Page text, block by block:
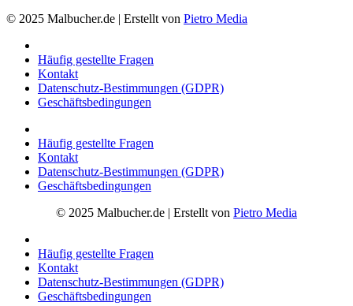
© 2025 Malbucher.de | Erstellt von Pietro Media
Häufig gestellte Fragen
Kontakt
Datenschutz-Bestimmungen (GDPR)
Geschäftsbedingungen
Häufig gestellte Fragen
Kontakt
Datenschutz-Bestimmungen (GDPR)
Geschäftsbedingungen
© 2025 Malbucher.de | Erstellt von Pietro Media
Häufig gestellte Fragen
Kontakt
Datenschutz-Bestimmungen (GDPR)
Geschäftsbedingungen